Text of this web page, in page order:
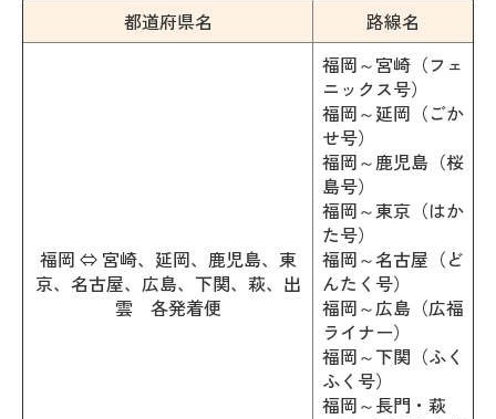
都道府県名
路線名
福岡 ⇔ 宮崎、延岡、鹿児島、東
京、名古屋、広島、下関、萩、出
雲 各発着便
福岡～宮崎（フェ
ニックス号）
福岡～延岡（ごか
せ号）
福岡～鹿児島（桜
島号）
福岡～東京（はか
た号）
福岡～名古屋（ど
んたく号）
福岡～広島（広福
ライナー）
福岡～下関（ふく
ふく号）
福岡～長門・萩